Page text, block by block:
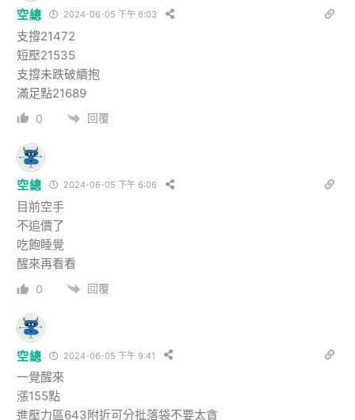
空總 2024-06-05 下午 6:03
支撐21472
短壓21535
支撐未跌破續抱
滿足點21689
0 回覆
空總 2024-06-05 下午 6:06
目前空手
不追價了
吃飽睡覺
醒來再看看
0 回覆
空總 2024-06-05 下午 9:41
一覺醒來
漲155點
進壓力區643附近可分批落袋不要太貪